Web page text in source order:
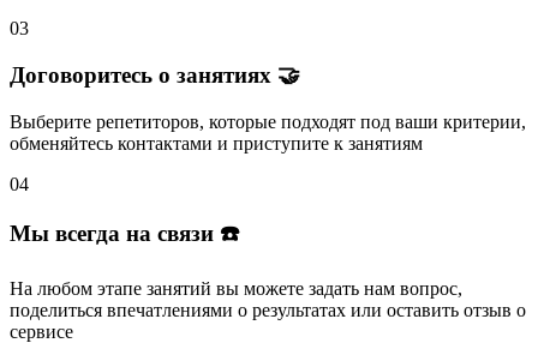
03
Договоритесь о занятиях 🤝
Выберите репетиторов, которые подходят под ваши критерии,
обменяйтесь контактами и приступите к занятиям
04
Мы всегда на связи ☎️
На любом этапе занятий вы можете задать нам вопрос,
поделиться впечатлениями о результатах или оставить отзыв о
сервисе